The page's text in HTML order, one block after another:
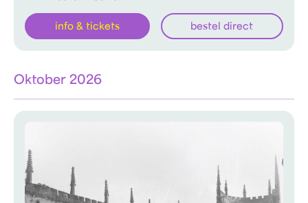
info & tickets bestel direct
Oktober 2026